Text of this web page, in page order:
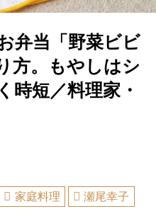
弁当「野菜ビビ
方。もやしはシ
時短／料理家・
家庭料理 瀬尾幸子